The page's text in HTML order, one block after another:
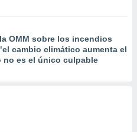
OMM sobre los incendios
cambio climático aumenta el
no es el único culpable